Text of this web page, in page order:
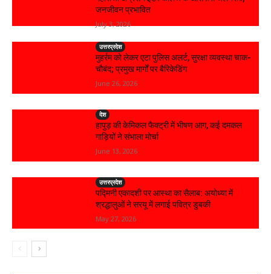
जनजीवन प्रभावित
July 3, 2026
उत्तरप्रदेश
मुहर्रम को लेकर एटा पुलिस अलर्ट, सुरक्षा व्यवस्था चाक-
चौबंद; प्रमुख मार्गों पर बैरिकेडिंग
June 26, 2026
देश
हापुड़ की केमिकल फैक्ट्री में भीषण आग, कई दमकल
गाड़ियों ने संभाला मोर्चा
June 13, 2026
उत्तरप्रदेश
पद्मिनी एकादशी पर आस्था का सैलाब: अयोध्या में
श्रद्धालुओं ने सरयू में लगाई पवित्र डुबकी
May 27, 2026